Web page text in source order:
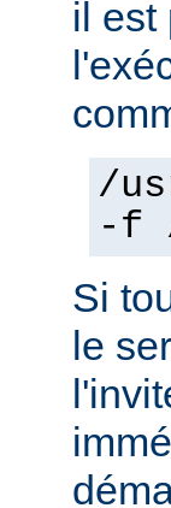
il est
/
-f /
Si
le